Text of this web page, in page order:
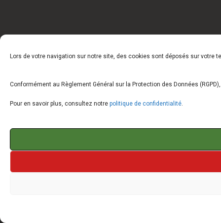
Lors de votre navigation sur notre site, des cookies sont déposés sur votre
Conformément au Règlement Général sur la Protection des Données
Pour en savoir plus, consultez notre politique de confidentialité.